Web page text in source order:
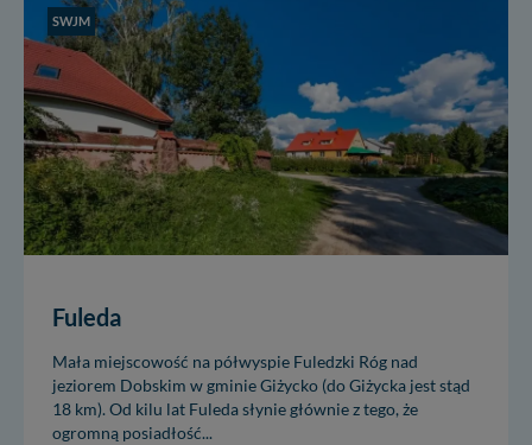
SWJM
Fuleda
Mała miejscowość na półwyspie Fuledzki Róg nad
jeziorem Dobskim w gminie Giżycko (do Giżycka jest stąd
18 km). Od kilu lat Fuleda słynie głównie z tego, że
ogromną posiadłość...